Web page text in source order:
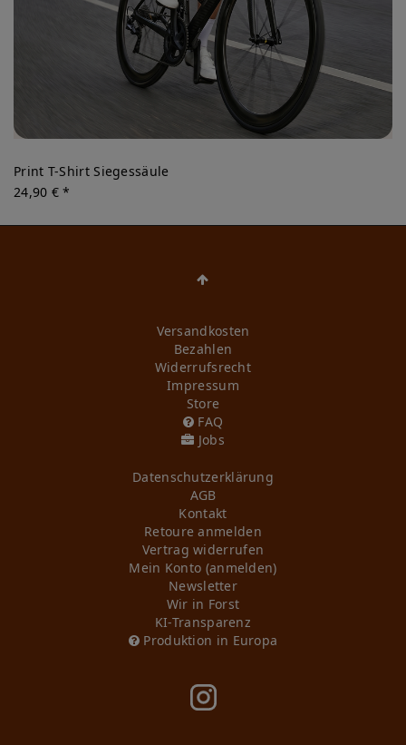
Print T-Shirt Siegessäule
24,90 € *
Versandkosten
Bezahlen
Widerrufs­recht
Impressum
Store
FAQ
Jobs
Daten­schutz­erklärung
AGB
Kontakt
Retoure anmelden
Vertrag widerrufen
Mein Konto (anmelden)
Newsletter
Wir in Forst
KI-Transparenz
Produktion in Europa